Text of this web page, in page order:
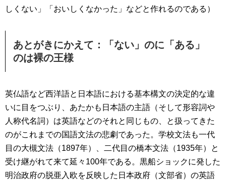
しくない」「おいしくなかった」などと作れるのである）
あとがきにかえて：「ない」のに「ある」
のは裸の王様
英仏語など西洋語と日本語における基本構文の決定的な違
いに目をつぶり、あたかも日本語の主語（そして形容詞や
人称代名詞）は英語などのそれと同じもの、と扱ってきた
のがこれまでの国語文法の悲劇であった。学校文法も一代
目の大槻文法（1897年）、二代目の橋本文法（1935年）と
受け継がれて来て延々100年である。黒船ショックに発した
明治政府の脱亜入欧を反映した日本政府（文部省）の英語